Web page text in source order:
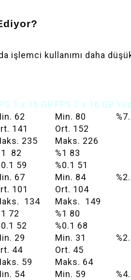
işlemci kullanımı daha
1 x 16 GB FPS 2 x 16 GB
62 Min. 80
141
Ort. 152
235
Maks. 226
82
%1 83
59
%0.1 51
67 Min. 84
101
Ort. 104
134
Maks. 149
72
%1 80
52
%0.1 68
29 Min. 31
44
Ort. 45
59
Maks. 64
54 Min. 59